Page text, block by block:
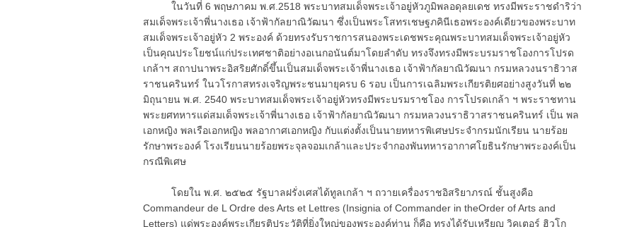
ในวันที่ 6 พฤษภาคม พ.ศ.2518 พระบาทสมเด็จพระเจ้าอยู่หัวภูมิพลอดุลยเดช ทรงมีพระราชดำริว่า
สมเด็จพระเจ้าพี่นางเธอ เจ้าฟ้ากัลยาณิวัฒนา ซึ่งเป็นพระโสทรเชษฐภคินีเธอพระองค์เดียวของพระบาท
สมเด็จพระเจ้าอยู่หัว 2 พระองค์ ด้วยทรงรับราชการสนองพระเดชพระคุณพระบาทสมเด็จพระเจ้าอยู่หัว
เป็นคุณประโยชน์แก่ประเทศชาติอย่างอเนกอนันต์มาโดยลำดับ ทรงจึงทรงมีพระบรมราชโองการโปรด
เกล้าฯ สถาปนาพระอิสริยศักดิ์ขึ้นเป็นสมเด็จพระเจ้าพี่นางเธอ เจ้าฟ้ากัลยาณิวัฒนา กรมหลวงนราธิวาส
ราชนครินทร์ ในวโรกาสทรงเจริญพระชนมายุครบ 6 รอบ เป็นการเฉลิมพระเกียรติยศอย่างสูงวันที่ ๒๒
มิถุนายน พ.ศ. 2540 พระบาทสมเด็จพระเจ้าอยู่หัวทรงมีพระบรมราชโอง การโปรดเกล้า ฯ พระราชทาน
พระยศทหารแด่สมเด็จพระเจ้าพี่นางเธอ เจ้าฟ้ากัลยาณิวัฒนา กรมหลวงนราธิวาสราชนครินทร์ เป็น พล
เอกหญิง พลเรือเอกหญิง พลอากาศเอกหญิง กับแต่งตั้งเป็นนายทหารพิเศษประจำกรมนักเรียน นายร้อย
รักษาพระองค์ โรงเรียนนายร้อยพระจุลจอมเกล้าและประจำกองพันทหารอากาศโยธินรักษาพระองค์เป็น
กรณีพิเศษ
โดยใน พ.ศ. ๒๕๒๕ รัฐบาลฝรั่งเศสได้ทูลเกล้า ฯ ถวายเครื่องราชอิสริยาภรณ์ ชั้นสูงคือ
Commandeur de L Ordre des Arts et Lettres (Insignia of Commander in theOrder of Arts and
Letters) แด่พระองค์พระเกียรติประวัติที่ยิ่งใหญ่ของพระองค์ท่าน ก็คือ ทรงได้รับเหรียญ วิคเตอร์ ฮิวโก